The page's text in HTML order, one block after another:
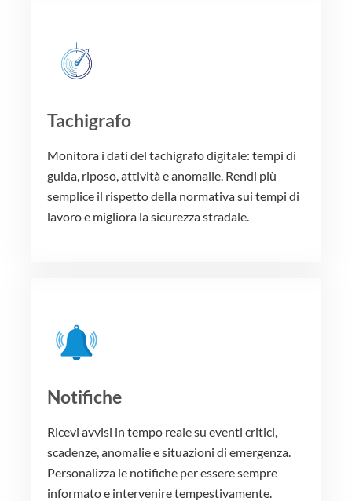
Tachigrafo
Monitora i dati del tachigrafo digitale: tempi di
guida, riposo, attività e anomalie. Rendi più
semplice il rispetto della normativa sui tempi di
lavoro e migliora la sicurezza stradale.
Notifiche
Ricevi avvisi in tempo reale su eventi critici,
scadenze, anomalie e situazioni di emergenza.
Personalizza le notifiche per essere sempre
informato e intervenire tempestivamente.